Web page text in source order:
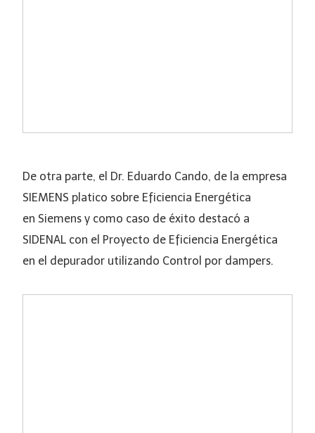
De otra parte, el Dr. Eduardo Cando, de la empresa
SIEMENS platico sobre Eficiencia Energética
en Siemens y como caso de éxito destacó a
SIDENAL con el Proyecto de Eficiencia Energética
en el depurador utilizando Control por dampers.